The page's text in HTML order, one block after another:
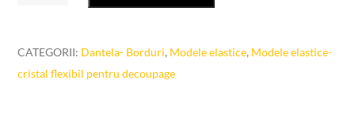
CATEGORII: Dantela- Borduri, Modele elastice, Modele elastice-
cristal flexibil pentru decoupage